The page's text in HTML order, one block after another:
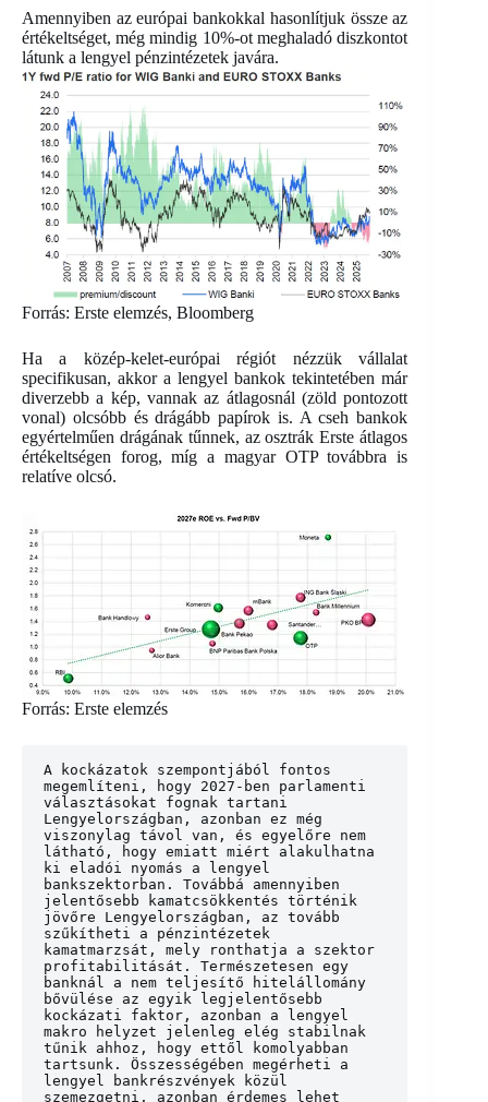
Amennyiben az európai bankokkal hasonlítjuk össze az
értékeltséget, még mindig 10%-ot meghaladó diszkontot
látunk a lengyel pénzintézetek javára.
Forrás: Erste elemzés, Bloomberg
Ha a közép-kelet-európai régiót nézzük vállalat
specifikusan, akkor a lengyel bankok tekintetében már
diverzebb a kép, vannak az átlagosnál (zöld pontozott
vonal) olcsóbb és drágább papírok is. A cseh bankok
egyértelműen drágának tűnnek, az osztrák Erste átlagos
értékeltségen forog, míg a magyar OTP továbbra is
relatíve olcsó.
Forrás: Erste elemzés
A kockázatok szempontjából fontos
megemlíteni, hogy 2027-ben parlamenti
választásokat fognak tartani
Lengyelországban, azonban ez még
viszonylag távol van, és egyelőre nem
látható, hogy emiatt miért alakulhatna
ki eladói nyomás a lengyel
bankszektorban. Továbbá amennyiben
jelentősebb kamatcsökkentés történik
jövőre Lengyelországban, az tovább
szűkítheti a pénzintézetek
kamatmarzsát, mely ronthatja a szektor
profitabilitását. Természetesen egy
banknál a nem teljesítő hitelállomány
bővülése az egyik legjelentősebb
kockázati faktor, azonban a lengyel
makro helyzet jelenleg elég stabilnak
tűnik ahhoz, hogy ettől komolyabban
tartsunk. Összességében megérheti a
lengyel bankrészvények közül
szemezgetni, azonban érdemes lehet